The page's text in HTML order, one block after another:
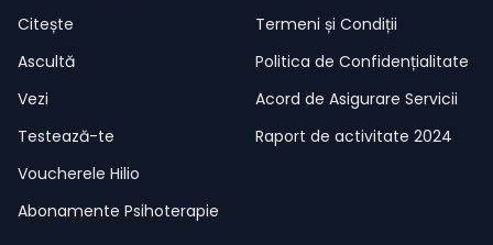
Citește
Ascultă
Vezi
Testează-te
Voucherele Hilio
Abonamente Psihoterapie
Termeni și Condiții
Politica de Confidențialitate
Acord de Asigurare Servicii
Raport de activitate 2024